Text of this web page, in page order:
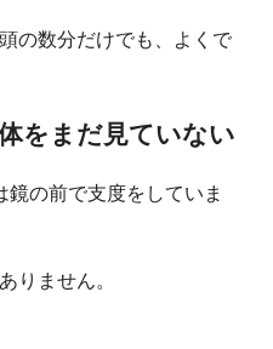
の数分だけでも、よくで
をまだ見ていない
の前で支度をしていま
りません。